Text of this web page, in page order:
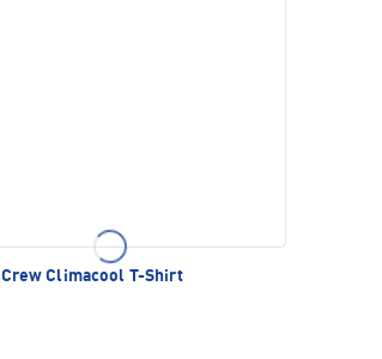
Crew Climacool T-Shirt